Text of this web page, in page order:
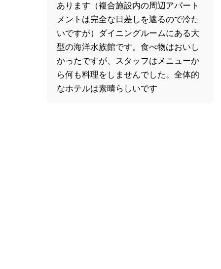
あります（複合施設内の周辺アパート
メントは完全な日差しを遮るので冷た
いですが）ダイニングルームにある大
型の海洋水族館です。食べ物はおいし
かったですが、スタッフはメニューか
ら何も料理をしませんでした。全体的
なホテルは素晴らしいです